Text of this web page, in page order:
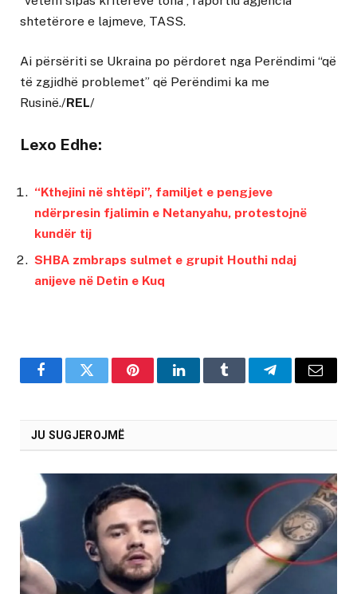
shtetërore e lajmeve, TASS.
Ai përsëriti se Ukraina po përdoret nga Perëndimi “që
të zgjidhë problemet” që Perëndimi ka me
Rusinë./REL/
Lexo Edhe:
“Kthejini në shtëpi”, familjet e pengjeve
ndërpresin fjalimin e Netanyahu, protestojnë
kundër tij
SHBA zmbraps sulmet e grupit Houthi ndaj
anijeve në Detin e Kuq
FacebookTwitter PinterestLinkedInTumblr TelegramEmail
JU SUGJEROJMË